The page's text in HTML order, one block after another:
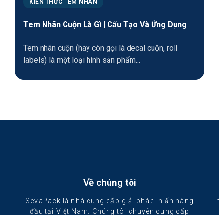
KIẾN THỨC TEM NHÃN
Tem Nhãn Cuộn Là Gì | Cấu Tạo Và Ứng Dụng
Tem nhãn cuộn (hay còn gọi là decal cuộn, roll
labels) là một loại hình sản phẩm...
Về chúng tôi
SevaPack là nhà cung cấp giải pháp in ấn hàng
đầu tại Việt Nam. Chúng tôi chuyên cung cấp